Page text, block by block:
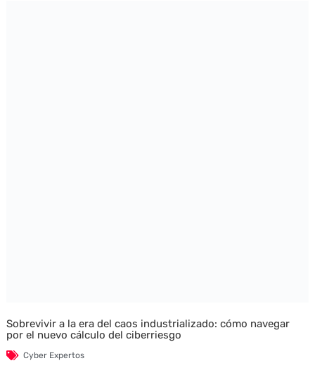
Sobrevivir a la era del caos industrializado: cómo navegar
por el nuevo cálculo del ciberriesgo
Cyber Expertos